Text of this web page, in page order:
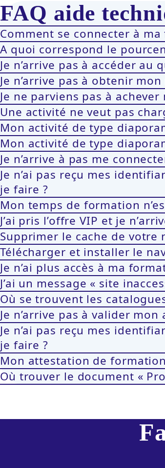
FAQ aide
Comment se connecter à
A quoi correspond le
Je n’arrive pas à accéder
Je n’arrive pas à obtenir
Je ne parviens pas à
Une activité ne veut pas
Mon activité de type
Mon activité de type
Je n’arrive à pas me
Je n’ai pas reçu mes
je faire ?
Mon temps de formation
J’ai pris l’offre VIP et je
Supprimer le cache de votre
Télécharger et installer le
Je n’ai plus accès à ma
J’ai un message « site
Où se trouvent les
Je n’arrive pas à valider
Je n’ai pas reçu mes
je faire ?
Mon attestation de
Où trouver le document «